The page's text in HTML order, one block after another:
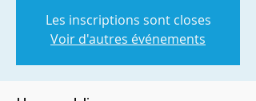
Les inscriptions sont closes
Voir d'autres événements